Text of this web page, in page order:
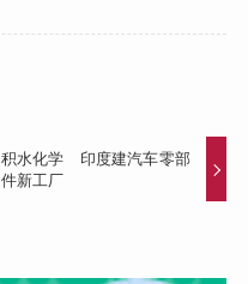
积水化学 印度建汽车零部
件新工厂